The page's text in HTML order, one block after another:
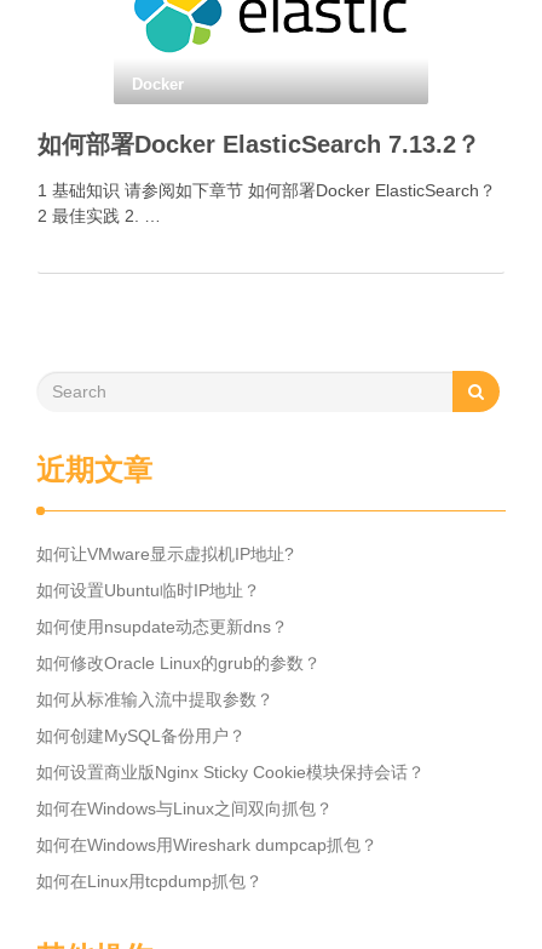
Docker
如何部署Docker ElasticSearch 7.13.2？
1 基础知识 请参阅如下章节 如何部署Docker ElasticSearch？
2 最佳实践 2. …
近期文章
如何让VMware显示虚拟机IP地址?
如何设置Ubuntu临时IP地址？
如何使用nsupdate动态更新dns？
如何修改Oracle Linux的grub的参数？
如何从标准输入流中提取参数？
如何创建MySQL备份用户？
如何设置商业版Nginx Sticky Cookie模块保持会话？
如何在Windows与Linux之间双向抓包？
如何在Windows用Wireshark dumpcap抓包？
如何在Linux用tcpdump抓包？